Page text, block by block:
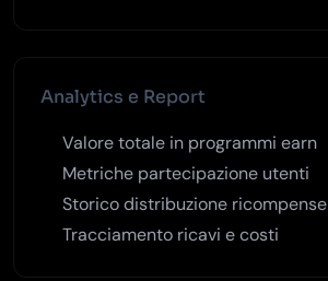
Analytics e Report
Valore totale in programmi earn
Metriche partecipazione utenti
Storico distribuzione ricompense
Tracciamento ricavi e costi